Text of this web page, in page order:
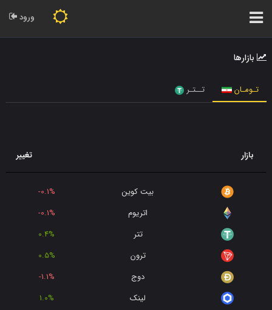
ورود
بازارها
تـومـان تــتـر
بازار تغییر
بیت کوین
-0.1%
اتریوم
-0.1%
تتر
0.4%
ترون
0.5%
دوج
-1.1%
لینک
1.0%